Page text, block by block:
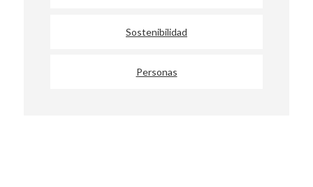
Sostenibilidad
Personas